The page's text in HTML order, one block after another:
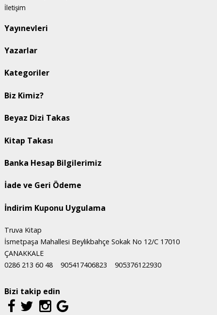
İletişim
Yayınevleri
Yazarlar
Kategoriler
Biz Kimiz?
Beyaz Dizi Takas
Kitap Takası
Banka Hesap Bilgilerimiz
İade ve Geri Ödeme
İndirim Kuponu Uygulama
Truva Kitap
İsmetpaşa Mahallesi Beylikbahçe Sokak No 12/C 17010
ÇANAKKALE
0286 213 60 48
905417406823 905376122930
Bizi takip edin